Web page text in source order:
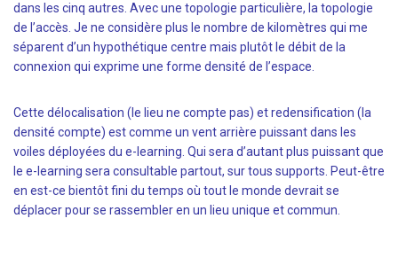
dans les cinq autres. Avec une topologie particulière, la topologie
de l’accès. Je ne considère plus le nombre de kilomètres qui me
séparent d’un hypothétique centre mais plutôt le débit de la
connexion qui exprime une forme densité de l’espace.
Cette délocalisation (le lieu ne compte pas) et redensification (la
densité compte) est comme un vent arrière puissant dans les
voiles déployées du e-learning. Qui sera d’autant plus puissant que
le e-learning sera consultable partout, sur tous supports. Peut-être
en est-ce bientôt fini du temps où tout le monde devrait se
déplacer pour se rassembler en un lieu unique et commun.